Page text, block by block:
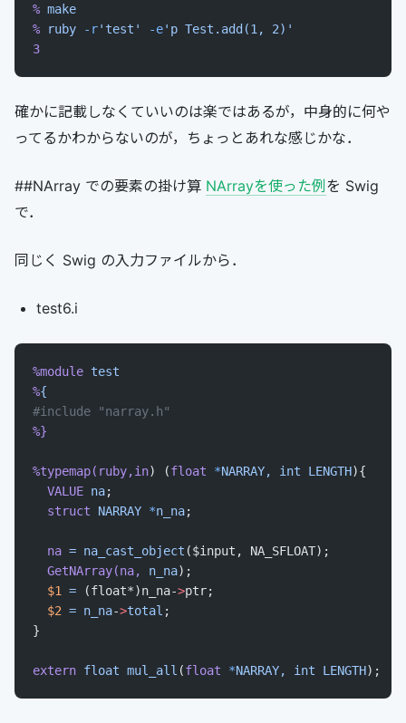
% make
% ruby -r'test' -e'p Test.add(1, 2)'
3
確かに記載しなくていいのは楽ではあるが，中身的に何や
ってるかわからないのが，ちょっとあれな感じかな．
##NArray での要素の掛け算 NArrayを使った例 を Swig
で．
同じく Swig の入力ファイルから．
test6.i
%module test
%{
#include "narray.h"
%}
%typemap(ruby,in) (float *NARRAY, int LENGTH){
  VALUE
na;
  struct
NARRAY *n_na;
  na
= na_cast_object ($input, NA_SFLOAT);
  GetNArray(na,
n_na);
  $1
= (float*)n_na->ptr;
  $2
= n_na->total ;
}
extern float mul_all (float *NARRAY, int LENGTH);